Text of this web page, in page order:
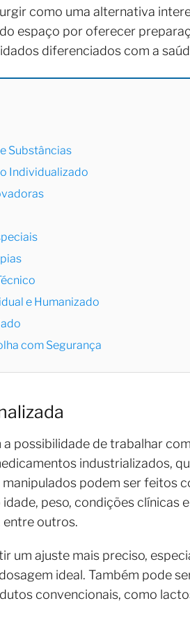
como uma alternativa
espaço por oferecer
diferenciados com a
Substâncias
Individualizado
e Humanizado
com Segurança
a possibilidade de trabalhar
industrializados,
podem ser feitos
peso, condições clínicas
entre outros.
um ajuste mais preciso,
ideal. Também pode
convencionais, como